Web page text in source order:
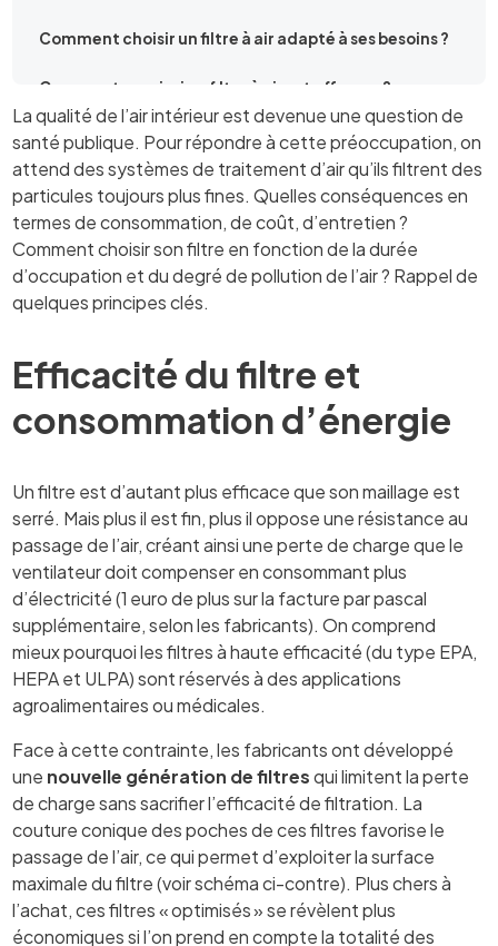
Comment choisir un filtre à air adapté à ses besoins ?
Comment savoir si un filtre à air est efficace ?
La qualité de l’air intérieur est devenue une question de
santé publique. Pour répondre à cette préoccupation, on
attend des systèmes de traitement d’air qu’ils filtrent des
particules toujours plus fines. Quelles conséquences en
termes de consommation, de coût, d’entretien ?
Comment choisir son filtre en fonction de la durée
d’occupation et du degré de pollution de l’air ? Rappel de
quelques principes clés.
Efficacité du filtre et
consommation d’énergie
Un filtre est d’autant plus efficace que son maillage est
serré. Mais plus il est fin, plus il oppose une résistance au
passage de l’air, créant ainsi une perte de charge que le
ventilateur doit compenser en consommant plus
d’électricité (1 euro de plus sur la facture par pascal
supplémentaire, selon les fabricants). On comprend
mieux pourquoi les filtres à haute efficacité (du type EPA,
HEPA et ULPA) sont réservés à des applications
agroalimentaires ou médicales.
Face à cette contrainte, les fabricants ont développé
une nouvelle génération de filtresqui limitent la perte
de charge sans sacrifier l’efficacité de filtration. La
couture conique des poches de ces filtres favorise le
passage de l’air, ce qui permet d’exploiter la surface
maximale du filtre (voir schéma ci-contre). Plus chers à
l’achat, ces filtres « optimisés » se révèlent plus
économiques si l’on prend en compte la totalité des